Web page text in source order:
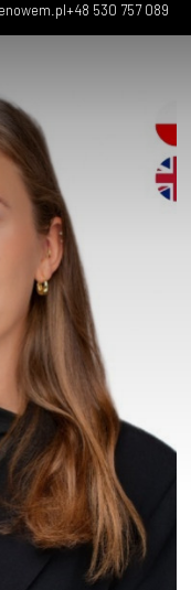
+48 530 757 089